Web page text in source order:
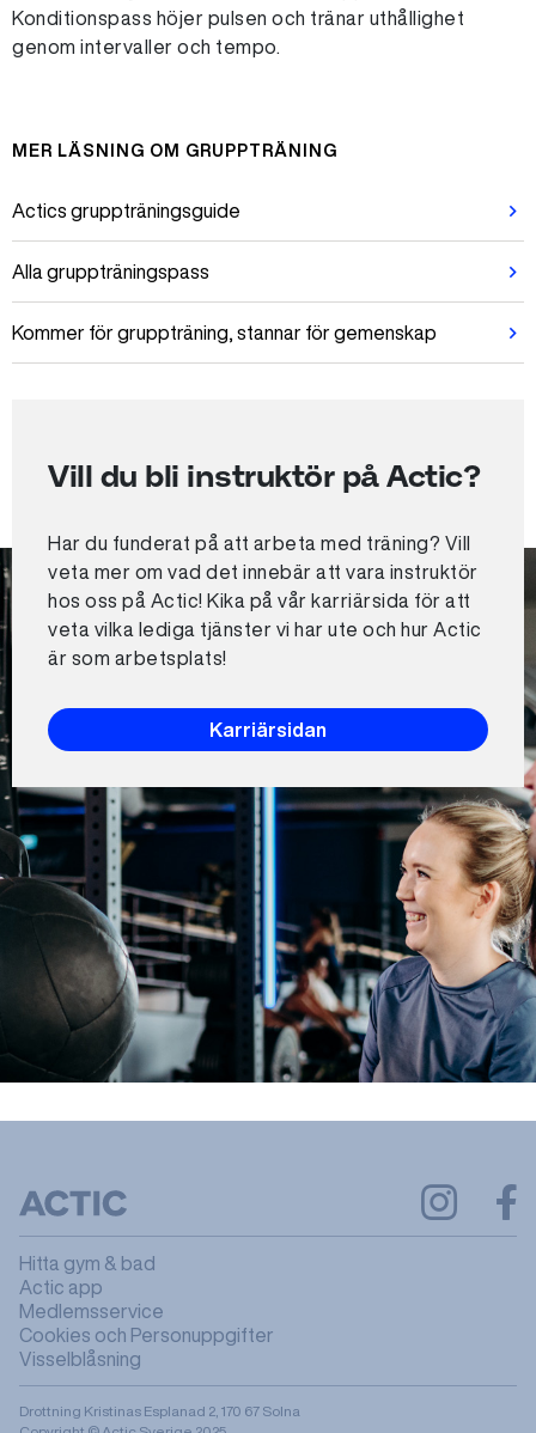
Konditionspass höjer pulsen och tränar uthållighet
genom intervaller och tempo.
MER LÄSNING OM GRUPPTRÄNING
Actics gruppträningsguide
Alla gruppträningspass
Kommer för gruppträning, stannar för gemenskap
Vill du bli instruktör på Actic?
Har du funderat på att arbeta med träning? Vill
veta mer om vad det innebär att vara instruktör
hos oss på Actic! Kika på vår karriärsida för att
veta vilka lediga tjänster vi har ute och hur Actic
är som arbetsplats!
Karriärsidan
Hitta gym & bad
Actic app
Medlemsservice
Cookies och Personuppgifter
Visselblåsning
Drottning Kristinas Esplanad 2, 170 67 Solna